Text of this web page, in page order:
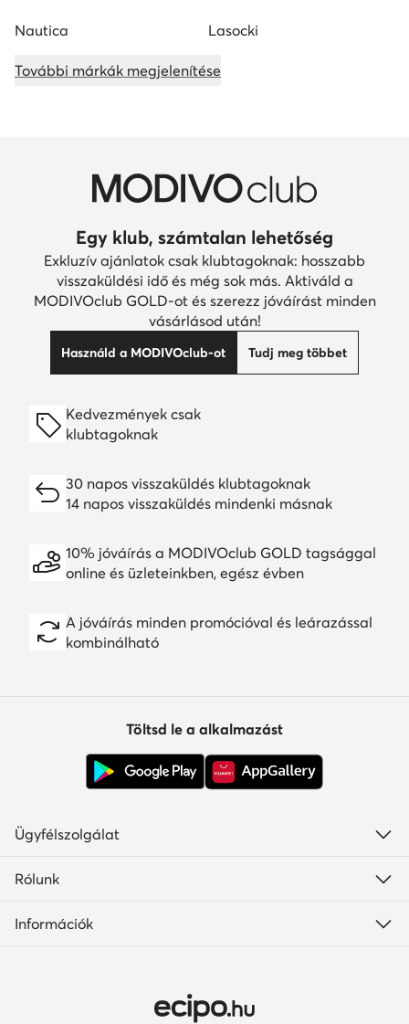
Nautica Lasocki
További márkák megjelenítése
Egy klub, számtalan lehetőség
Exkluzív ajánlatok csak klubtagoknak: hosszabb
visszaküldési idő és még sok más. Aktiváld a
MODIVOclub GOLD-ot és szerezz jóváírást minden
vásárlásod után!
Használd a MODIVOclub-ot Tudj meg többet
Kedvezmények csak
klubtagoknak
30 napos visszaküldés klubtagoknak
14 napos visszaküldés mindenki másnak
10% jóváírás a MODIVOclub GOLD tagsággal
online és üzleteinkben, egész évben
A jóváírás minden promócióval és leárazással
kombinálható
Töltsd le a alkalmazást
Ügyfélszolgálat
Rólunk
Információk